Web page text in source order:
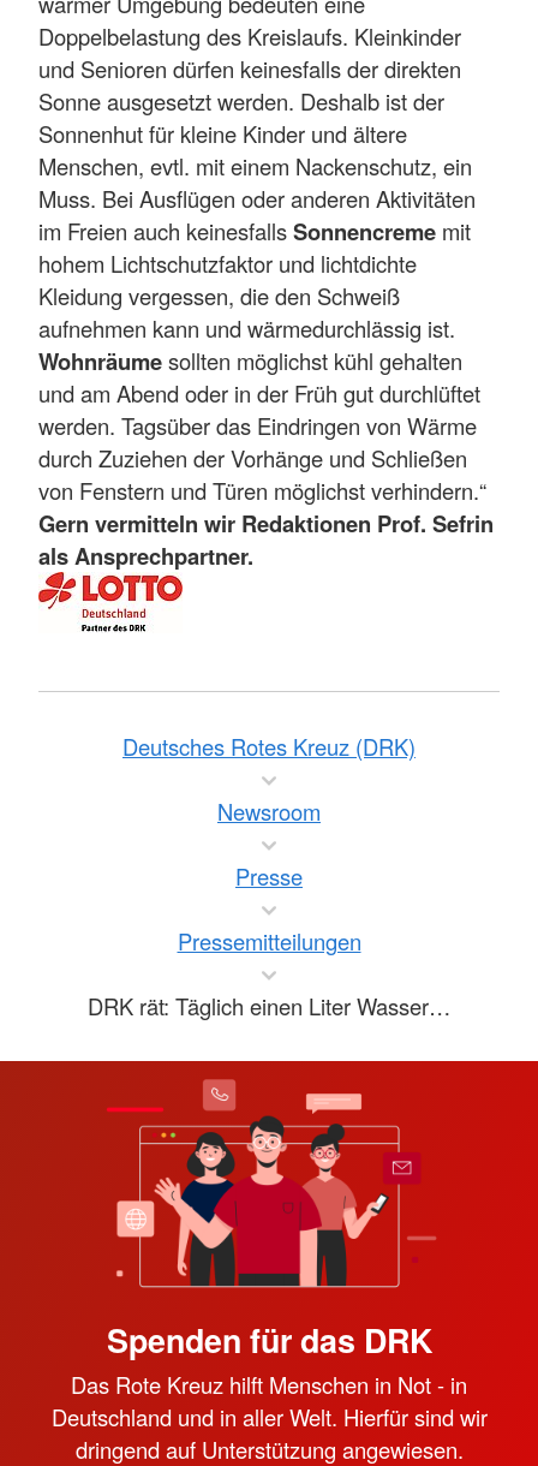
Doppelbelastung des Kreislaufs. Kleinkinder
und Senioren dürfen keinesfalls der direkten
Sonne ausgesetzt werden. Deshalb ist der
Sonnenhut für kleine Kinder und ältere
Menschen, evtl. mit einem Nackenschutz, ein
Muss. Bei Ausflügen oder anderen Aktivitäten
im Freien auch keinesfallsSonnencreme mit
hohem Lichtschutzfaktor und lichtdichte
Kleidung vergessen, die den Schweiß
aufnehmen kann und wärmedurchlässig ist.
Wohnräumesollten möglichst kühl gehalten
und am Abend oder in der Früh gut durchlüftet
werden. Tagsüber das Eindringen von Wärme
durch Zuziehen der Vorhänge und Schließen
von Fenstern und Türen möglichst verhindern.“
Gern vermitteln wir Redaktionen Prof. Sefrin
als Ansprechpartner.
Deutsches Rotes Kreuz (DRK)
Newsroom
Presse
Pressemitteilungen
DRK rät: Täglich einen Liter Wasser…
Spenden für das DRK
Das Rote Kreuz hilft Menschen in Not - in
Deutschland und in aller Welt. Hierfür sind wir
dringend auf Unterstützung angewiesen.